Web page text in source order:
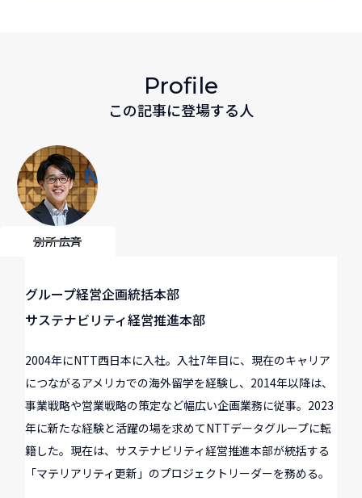
Profile
この記事に登場する人
別所 広斉
グループ経営企画統括本部
サステナビリティ経営推進本部
2004年にNTT西日本に入社。入社7年目に、現在のキャリア
につながるアメリカでの海外留学を経験し、2014年以降は、
事業戦略や営業戦略の策定など幅広い企画業務に従事。2023
年に新たな経験と活躍の場を求めてNTTデータグループに転
籍した。現在は、サステナビリティ経営推進本部が統括する
「マテリアリティ更新」のプロジェクトリーダーを務める。